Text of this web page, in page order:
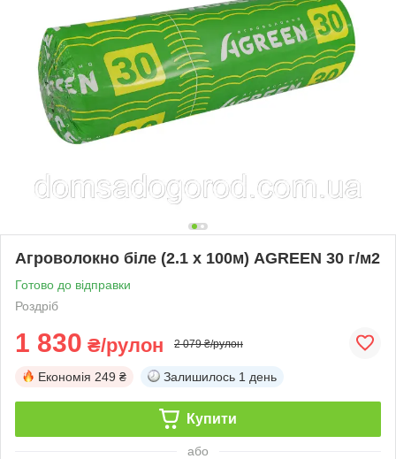
Агроволокно біле (2.1 х 100м) AGREEN 30 г/м2
Готово до відправки
Роздріб
1 830 ₴/рулон 2 079 ₴/рулон
Економія 249 ₴ Залишилось 1 день
Купити
або